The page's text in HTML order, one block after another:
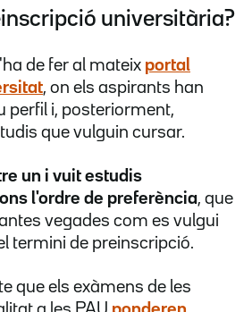
universitària?
de fer al mateix portal
, on els aspirants han
perfil i, posteriorment,
que vulguin cursar.
un i vuit estudis
l'ordre de preferència, que
vegades com es vulgui
termini de preinscripció.
que els exàmens de les